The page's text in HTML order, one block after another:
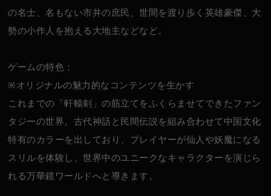
の名士、名もない市井の庶民、世間を渡り歩く英雄豪傑、大
勢の小作人を抱える大地主などなど。
ゲームの特色：
※オリジナルの魅力的なコンテンツを生かす
これまでの「軒轅剣」の筋立てをふくらませてできたファン
タジーの世界。古代神話と民間伝説を組み合わせて中国文化
特有のカラーを出しており、プレイヤーが仙人や妖魔になる
スリルを体験し、世界中のユニークなキャラクターを演じら
れる万華鏡ワールドへと導きます。